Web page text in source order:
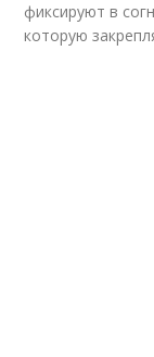
фиксируют в
которую